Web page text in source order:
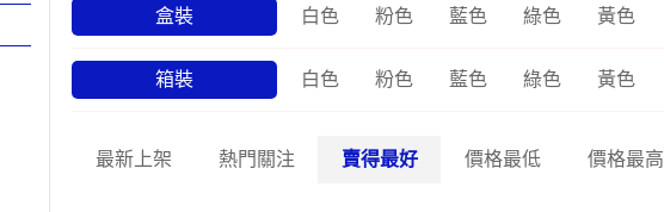
盒裝 白色 粉色 藍色 綠色 黃色
箱裝 白色 粉色 藍色 綠色 黃色
最新上架 熱門關注 賣得最好 價格最低 價格最高